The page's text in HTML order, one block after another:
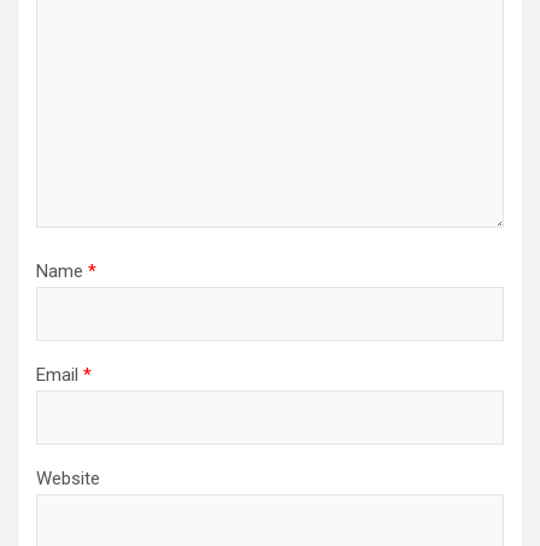
Name *
Email *
Website